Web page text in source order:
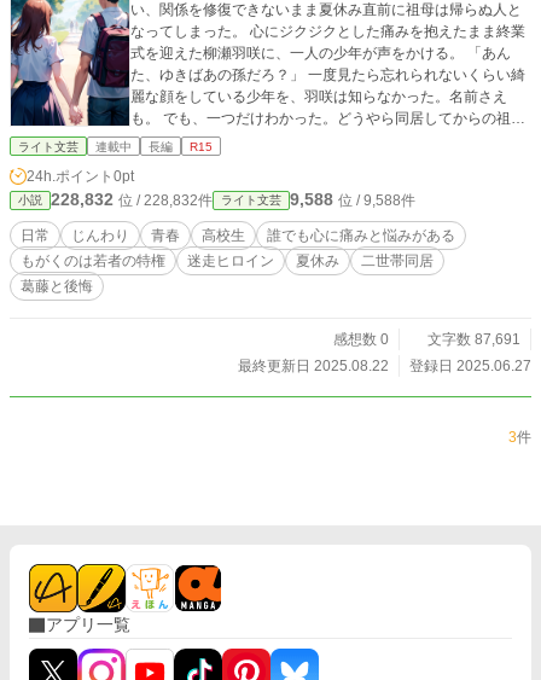
い、関係を修復できないまま夏休み直前に祖母は帰らぬ人と
なってしまった。 心にジクジクとした痛みを抱えたまま終業
式を迎えた柳瀬羽咲に、一人の少年が声をかける。 「あん
た、ゆきばあの孫だろ？」 一度見たら忘れられないくらい綺
麗な顔をしている少年を、羽咲は知らなかった。名前さえ
も。 でも、一つだけわかった。どうやら同居してからの祖母
には、家族も知らない交友関係があったようだ。 一つ年下の
休み。 ※他のサイトにも投稿しています。 ※表紙は商用利用
可のAIイラストメーカーで作成。
ライト文芸 連載中 長編 R15
24h.ポイント 0pt
小説 228,832 位 / 228,832件 ライト文芸 9,588 位 / 9,588件
日常 じんわり 青春 高校生
誰でも心に痛みと悩みがある
もがくのは若者の特権
迷走ヒロイン 夏休み
二世帯同居
葛藤と後悔
感想数 0
文字数 87,691
最終更新日 2025.08.22
登録日 2025.06.27
3件
アプリ一覧